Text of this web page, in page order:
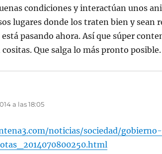
condiciones y interactúan unos
lugares donde los traten bien y sean
pasando ahora. Así que súper
Que salga lo más pronto posible.
a las 18:05
noticias/sociedad/